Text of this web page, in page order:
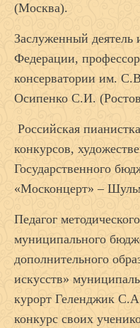
(Москва).
Заслуженный деятель
Федерации,
консерватории им.
Осипенко С.И.
Российская
конкурсов,
Государственного
«Москонцерт» –
Педагог
муниципального
дополнительного
искусств»
курорт Геленджик
конкурс своих